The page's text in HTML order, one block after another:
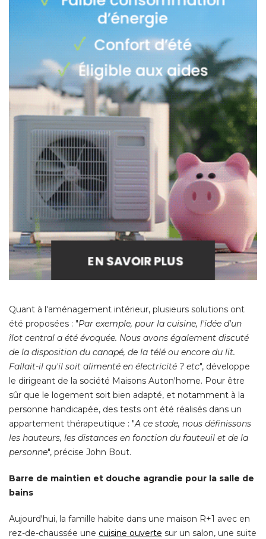
Quant à l'aménagement intérieur, plusieurs solutions ont
été proposées : "Par exemple, pour la cuisine, l'idée d'un
îlot central a été évoquée. Nous avons également discuté
de la disposition du canapé, de la télé ou encore du lit.
Fallait-il qu'il soit alimenté en électricité ? etc", développe
le dirigeant de la société Maisons Auton'home. Pour être
sûr que le logement soit bien adapté, et notamment à la
personne handicapée, des tests ont été réalisés dans un
appartement thérapeutique : "A ce stade, nous définissons
les hauteurs, les distances en fonction du fauteuil et de la
personne", précise John Bout.
Barre de maintien et douche agrandie pour la salle de
bains
Aujourd'hui, la famille habite dans une maison R+1 avec en
rez-de-chaussée une cuisine ouverte sur un salon, une suite